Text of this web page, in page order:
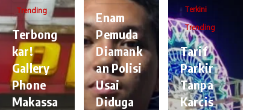
Trending
Terbong
kar!
Gallery
Phone
Makassa
Enam
Pemuda
Diamank
an Polisi
Usai
Diduga
Terkini
Trending
Tarif
Parkir
Tanpa
Karcis